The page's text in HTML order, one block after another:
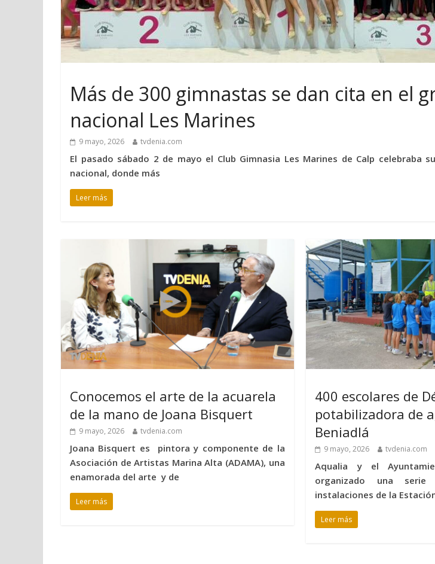
Más de 300 gimnastas se dan cita en el
nacional Les Marines
9 mayo, 2026 tvdenia.com
El pasado sábado 2 de mayo el Club Gimnasia Les Marines de Calp celebraba
nacional, donde más
Leer más
Conocemos el arte de la acuarela
de la mano de Joana Bisquert
9 mayo, 2026 tvdenia.com
Joana Bisquert es pintora y componente de la
Asociación de Artistas Marina Alta (ADAMA), una
enamorada del arte y de
Leer más
400 escolares de
potabilizadora de
Beniadlá
9 mayo, 2026 tvdenia.com
Aqualia y el
organizado una
instalaciones de la
Leer más